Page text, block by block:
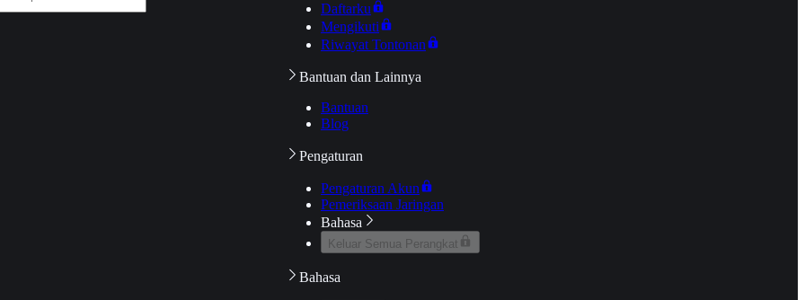
Daftarku
Mengikuti
Riwayat Tontonan
Bantuan dan Lainnya
Bantuan
Blog
Pengaturan
Pengaturan Akun
Pemeriksaan Jaringan
Bahasa
Keluar Semua Perangkat
Bahasa